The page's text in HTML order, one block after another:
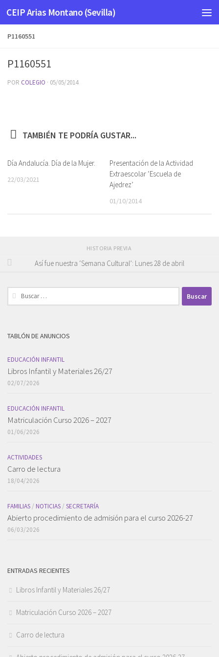
Saltar al contenido
CEIP Arias Montano (Sevilla)
P1160551
P1160551
POR COLEGIO · 05/05/2014
TAMBIÉN TE PODRÍA GUSTAR...
Día Andalucía. Día de la Mujer.
22/03/2021
Presentación de la Actividad
Extraescolar ‘Escuela de
Ajedrez’
01/10/2014
HISTORIA PREVIA
Así fue nuestra ‘Semana Cultural’: Lunes 28 de abril
Buscar:
TABLÓN DE ANUNCIOS
EDUCACIÓN INFANTIL
Libros Infantil y Materiales 26/27
02/07/2026
EDUCACIÓN INFANTIL
Matriculación Curso 2026 – 2027
01/06/2026
ACTIVIDADES
Carro de lectura
18/04/2026
FAMILIAS / NOTICIAS / SECRETARÍA
Abierto procedimiento de admisión para el curso 2026-27
06/03/2026
ENTRADAS RECIENTES
Libros Infantil y Materiales 26/27
Matriculación Curso 2026 – 2027
Carro de lectura